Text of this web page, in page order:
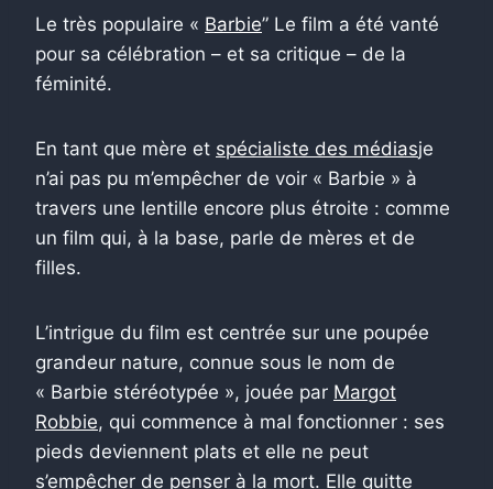
Le très populaire « Barbie” Le film a été vanté
pour sa célébration – et sa critique – de la
féminité.
En tant que mère et spécialiste des médiasje
n’ai pas pu m’empêcher de voir « Barbie » à
travers une lentille encore plus étroite : comme
un film qui, à la base, parle de mères et de
filles.
L’intrigue du film est centrée sur une poupée
grandeur nature, connue sous le nom de
« Barbie stéréotypée », jouée par Margot
Robbie, qui commence à mal fonctionner : ses
pieds deviennent plats et elle ne peut
s’empêcher de penser à la mort. Elle quitte